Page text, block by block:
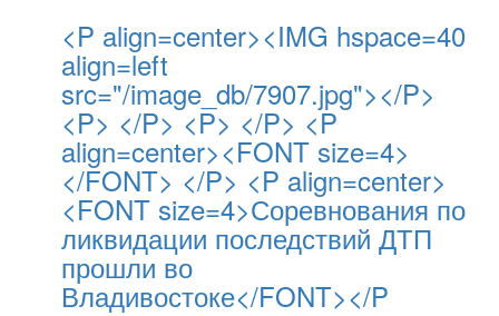
<P align=center><IMG hspace=40
align=left
src="/image_db/7907.jpg"></P>
<P> </P> <P> </P> <P
align=center><FONT size=4>
</FONT> </P> <P align=center>
<FONT size=4>Соревнования по
ликвидации последствий ДТП
прошли во
Владивостоке</FONT></P